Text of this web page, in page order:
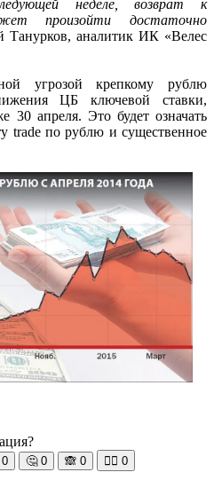
неделе, возврат к
произойти достаточно
Танурков, аналитик ИК «Велес
угрозой крепкому рублю
ЦБ ключевой ставки,
30 апреля. Это будет означать
trade по рублю и существенное
0 🤔 0 🙈 0 🧘‍♀️ 0